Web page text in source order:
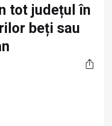
tot județul în
beți sau